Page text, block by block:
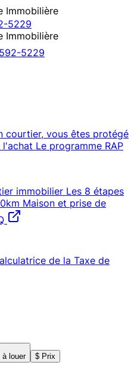
Immobilière
5229
Immobilière
5229
courtier, vous êtes protégé
l'achat Le programme RAP
immobilier Les 8 étapes
Maison et prise de
de la Taxe de
à louer $ Prix